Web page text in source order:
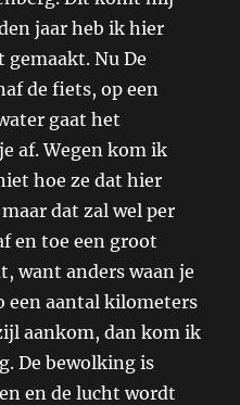
jaar heb ik hier
Nu De
de fiets, op een
gaat het
af. Wegen kom ik
hoe ze dat hier
dat zal wel per
en toe een groot
want anders waan je
een aantal kilometers
aankom, dan kom ik
De bewolking is
en de lucht wordt